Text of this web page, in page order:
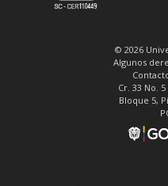
© 2026
Algunos
Cr. 33 No.
Bloque 5,